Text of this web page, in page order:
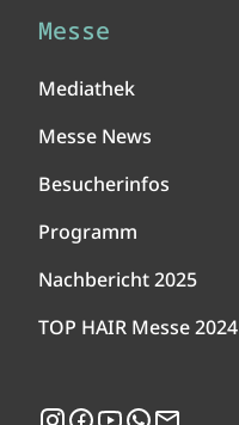
Messe
Mediathek
Messe News
Besucherinfos
Programm
Nachbericht 2025
TOP HAIR Messe 2024
Instagram
Facebook
YouTubeWhatsApp